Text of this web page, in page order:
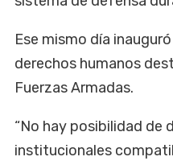
Ese mismo día
derechos humanos
Fuerzas Armadas.
“No hay posibilidad de
institucionales